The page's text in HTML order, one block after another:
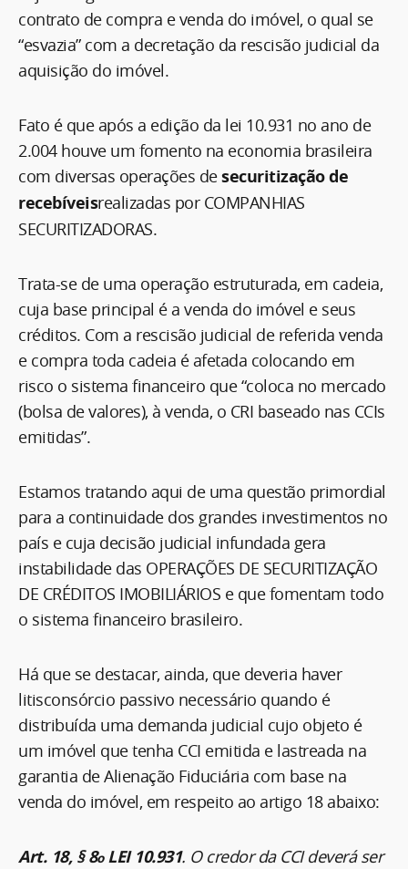
contrato de compra e venda do imóvel, o qual se
“esvazia” com a decretação da rescisão judicial da
aquisição do imóvel.
Fato é que após a edição da lei 10.931 no ano de
2.004 houve um fomento na economia brasileira
com diversas operações desecuritização de
recebíveisrealizadas por COMPANHIAS
SECURITIZADORAS.
Trata-se de uma operação estruturada, em cadeia,
cuja base principal é a venda do imóvel e seus
créditos. Com a rescisão judicial de referida venda
e compra toda cadeia é afetada colocando em
risco o sistema financeiro que “coloca no mercado
(bolsa de valores), à venda, o CRI baseado nas CCIs
emitidas”.
Estamos tratando aqui de uma questão primordial
para a continuidade dos grandes investimentos no
país e cuja decisão judicial infundada gera
instabilidade das OPERAÇÕES DE SECURITIZAÇÃO
DE CRÉDITOS IMOBILIÁRIOS e que fomentam todo
o sistema financeiro brasileiro.
Há que se destacar, ainda, que deveria haver
litisconsórcio passivo necessário quando é
distribuída uma demanda judicial cujo objeto é
um imóvel que tenha CCI emitida e lastreada na
garantia de Alienação Fiduciária com base na
venda do imóvel, em respeito ao artigo 18 abaixo:
Art. 18, § 8oLEI 10.931. O credor da CCI deverá ser